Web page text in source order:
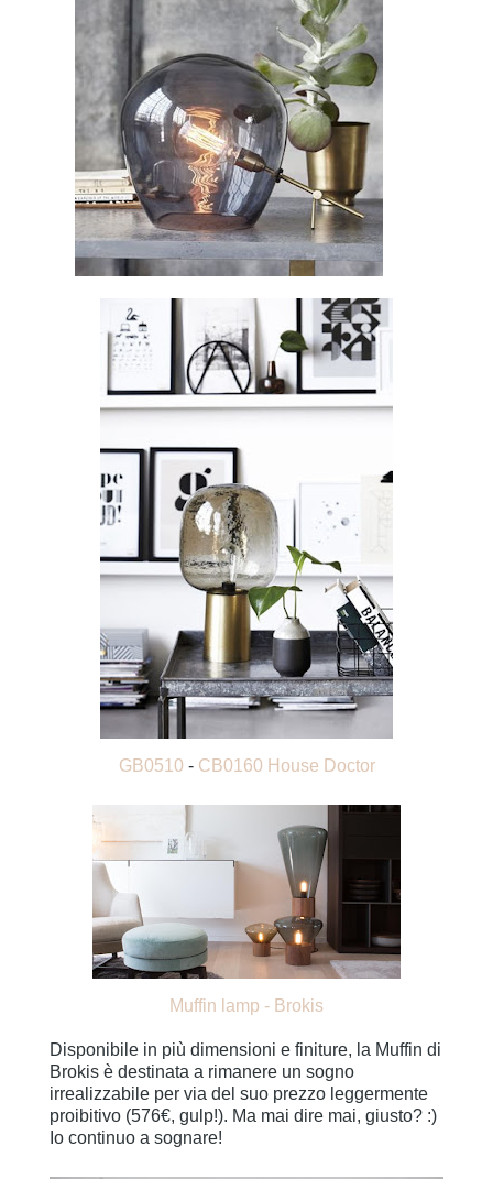
GB0510 - CB0160 House Doctor
Muffin lamp - Brokis
Disponibile in più dimensioni e finiture, la Muffin di
Brokis è destinata a rimanere un sogno
irrealizzabile per via del suo prezzo leggermente
proibitivo (576€, gulp!). Ma mai dire mai, giusto? :)
Io continuo a sognare!